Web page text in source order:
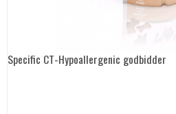
Specific CT-Hypoallergenic godbidder